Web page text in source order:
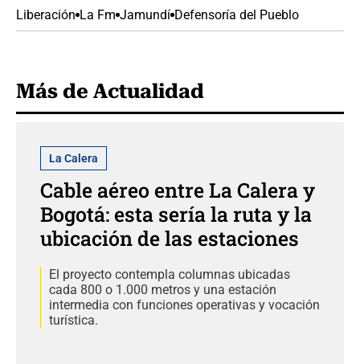
Liberación La Fm Jamundí Defensoría del Pueblo
Más de Actualidad
La Calera
Cable aéreo entre La Calera y
Bogotá: esta sería la ruta y la
ubicación de las estaciones
El proyecto contempla columnas ubicadas
cada 800 o 1.000 metros y una estación
intermedia con funciones operativas y vocación
turística.